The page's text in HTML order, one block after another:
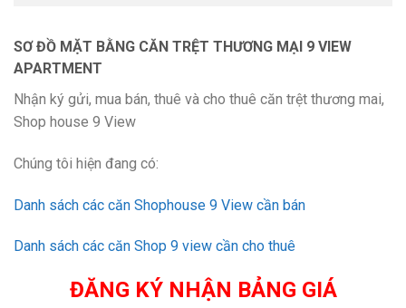
SƠ ĐỒ MẶT BẰNG CĂN TRỆT THƯƠNG MẠI 9 VIEW
APARTMENT
Nhận ký gửi, mua bán, thuê và cho thuê căn trệt thương mai,
Shop house 9 View
Chúng tôi hiện đang có:
Danh sách các căn Shophouse 9 View cần bán
Danh sách các căn Shop 9 view cần cho thuê
ĐĂNG KÝ NHẬN BẢNG GIÁ